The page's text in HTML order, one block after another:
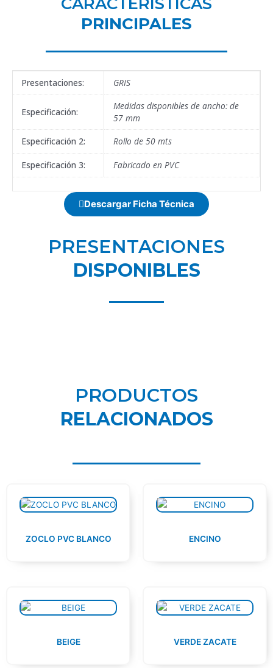
PRINCIPALES
Presentaciones: GRIS
Especificación:
Medidas disponibles de ancho: de
57 mm
Especificación 2:
Rollo de 50 mts
Especificación 3: Fabricado en PVC
Descargar Ficha Técnica
PRESENTACIONES
DISPONIBLES
PRODUCTOS
RELACIONADOS
ZOCLO PVC BLANCO ENCINO
BEIGE VERDE ZACATE